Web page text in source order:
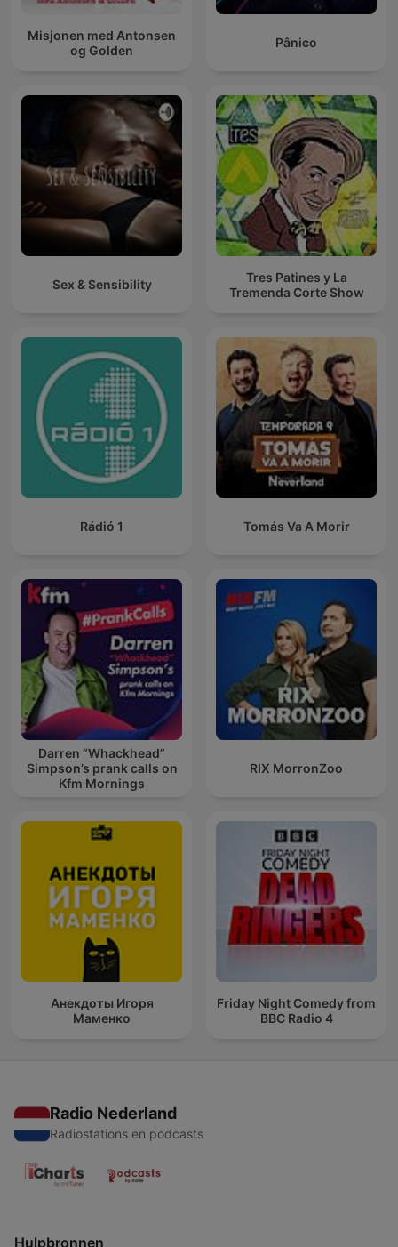
Misjonen med Antonsen
og Golden
Pânico
Sex & Sensibility
Tres Patines y La
Tremenda Corte Show
Rádió 1 Tomás Va A Morir
Darren “Whackhead”
Simpson’s prank calls on
Kfm Mornings
RIX MorronZoo
Анекдоты Игоря
Маменко
Friday Night Comedy from
BBC Radio 4
Radio Nederland
Radiostations en podcasts
Hulpbronnen